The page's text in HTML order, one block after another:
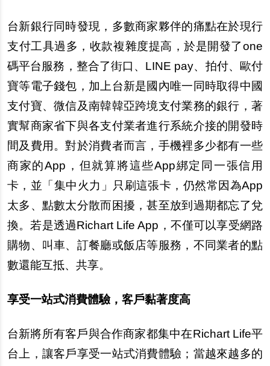
台新銀行同時發現，多數商家夥伴的痛點在於現行
支付工具過多，收款複雜度提高，於是開發了one
碼平台服務，整合了街口、LINE pay、拍付、歐付
寶等電子錢包，加上台新是國內唯一同時取得中國
支付寶、微信及南韓韓亞跨境支付業務的銀行，著
實幫商家省下與各支付業者進行系統介接的開發時
間及費用。對於消費者而言，手機裡多少都有一些
商家的App，但就算將這些App綁定同一張信用
卡 ，並「集中火力」只刷這張卡 ，仍然常因為App
太多、點數太分散而困擾，甚至放到過期都忘了兌
換。若是透過Richart Life App，不僅可以享受網路
購物、叫車、訂餐廳或飯店等服務，不同業者的點
數還能互抵、共享。
享受一站式消費體驗，客戶黏著度高
台新將所有客戶與合作商家都集中在Richart Life平
台上，讓客戶享受一站式消費體驗；當越來越多的